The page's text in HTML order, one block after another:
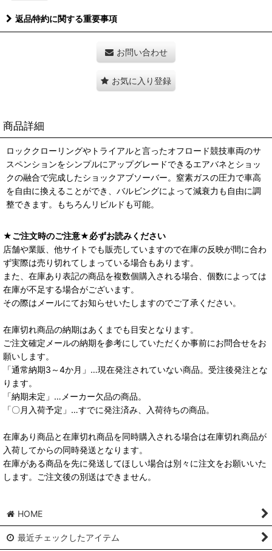
返品特約に関する重要事項
お問い合わせ
お気に入り登録
商品詳細
ロッククローリングやトライアルと言ったオフロード競技車両のサ
スペンションをシンプルにアップグレードできるエアバネとショッ
クの融合で完成したショックアブソーバー。窒素ガスの圧力で車高
を自由に換えることができ、バルビングによって減衰力も自由に調
整できます。もちろんリビルドも可能。
★ご注文時のご注意★必ずお読みください
店舗や業販、他サイトでも販売していますので在庫の反映が間に合わ
ず実際は売り切れてしまっている場合もあります。
また、在庫あり表記の商品を複数個購入される場合、個数によっては
在庫が不足する場合がございます。
その際はメールにてお知らせいたしますのでご了承ください。
在庫切れ商品の納期はあくまでも目安となります。
ご注文確定メールの納期を参考にしていただくか事前にお問合せをお
願いします。
「通常納期3～4か月」…現在発注されていない商品。受注後発注とな
ります。
「納期未定」…メーカー欠品の商品。
「〇月入荷予定」…すでに発注済み、入荷待ちの商品。
在庫あり商品と在庫切れ商品を同時購入される場合は在庫切れ商品が
入荷してからの同時発送となります。
在庫がある商品を先に発送してほしい場合は別々に注文をお願いいた
します。ご注文後の別送はできません。
HOME
最近チェックしたアイテム